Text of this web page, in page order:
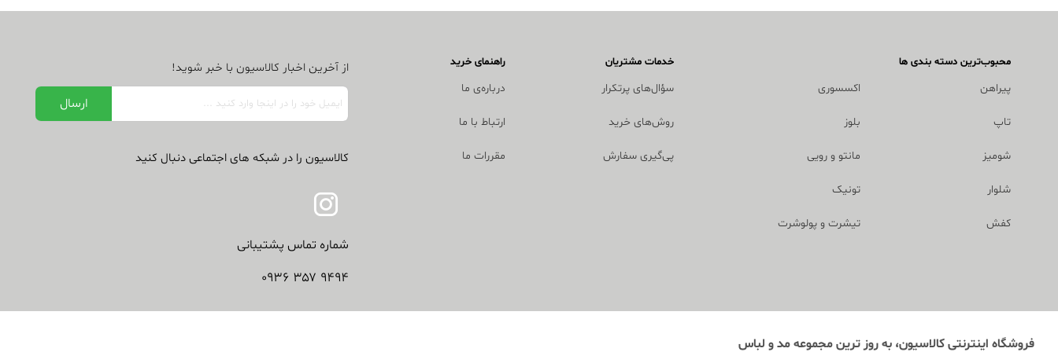
محبوب‌ترین دسته بندی ها
پیراهن
تاپ
شومیز
شلوار
کفش
اکسسوری
بلوز
مانتو و رویی
تونیک
تیشرت و پولوشرت
خدمات مشتریان
سؤال‌های پرتکرار
روش‌های خرید
پی‌گیری سفارش
راهنمای خرید
درباره‌ی ما
ارتباط با ما
مقررات ما
از آخرین اخبار کالاسیون با خبر شوید!
کالاسیون را در شبکه های اجتماعی دنبال کنید
شماره تماس پشتیبانی
۹۴۹۴ ۳۵۷ ۰۹۳۶
فروشگاه اینترنتی کالاسیون، به روز ترین مجموعه مد و لباس